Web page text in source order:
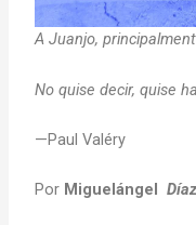
A Juanjo,
No quise decir, quise
—Paul Valéry
Por Miguelángel